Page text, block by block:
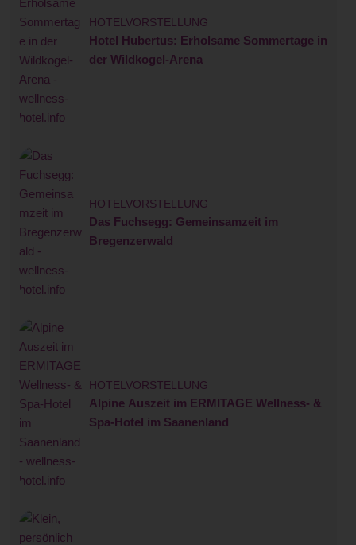
HOTELVORSTELLUNG
Hotel Hubertus: Erholsame Sommertage in
der Wildkogel-Arena
HOTELVORSTELLUNG
Das Fuchsegg: Gemeinsamzeit im
Bregenzerwald
HOTELVORSTELLUNG
Alpine Auszeit im ERMITAGE Wellness- &
Spa-Hotel im Saanenland